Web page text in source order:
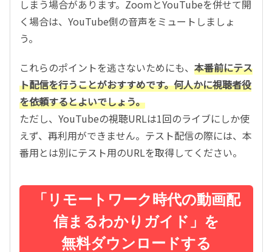
しまう場合があります。ZoomとYouTubeを併せて開
く場合は、YouTube側の音声をミュートしましょ
う。
これらのポイントを逃さないためにも、 本番前にテス
ト配信を行うことがおすすめです。何人かに視聴者役
を依頼するとよいでしょう。
ただし、YouTubeの視聴URLは1回のライブにしか使
えず、再利用ができません。テスト配信の際には、本
番用とは別にテスト用のURLを取得してください。
「リモートワーク時代の動画配
信まるわかりガイド」を
無料ダウンロードする